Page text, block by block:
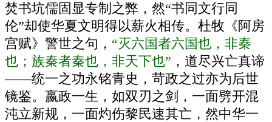
焚书坑儒固显专制之弊，然“书同文行同
伦”却使华夏文明得以薪火相传。杜牧《阿房
宫赋》警世之句， “灭六国者六国也，非秦
也；族秦者秦也，非天下也” ，道尽兴亡真谛
——统一之功永铭青史，苛政之过亦为后世
镜鉴。嬴政一生，如双刃之剑，一面劈开混
沌立新规，一面灼伤黎民速其亡，然中华一